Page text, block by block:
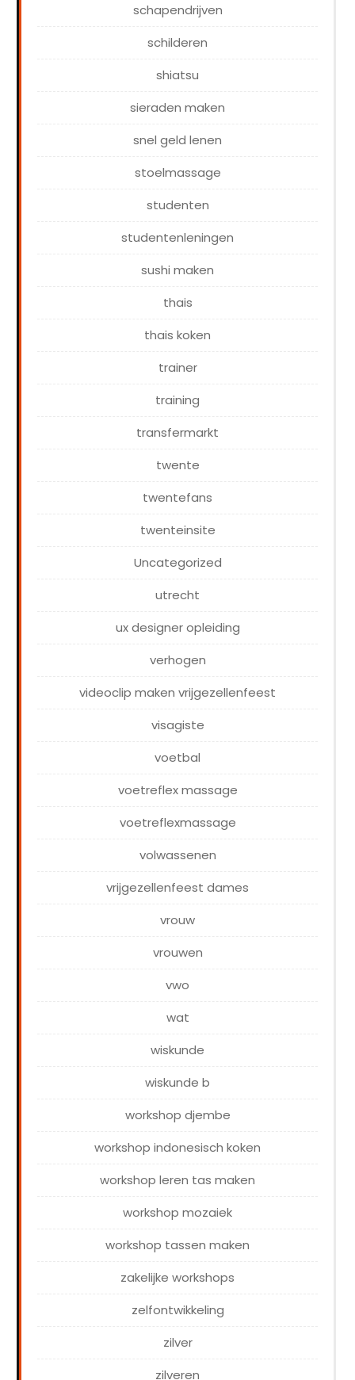
schapendrijven
schilderen
shiatsu
sieraden maken
snel geld lenen
stoelmassage
studenten
studentenleningen
sushi maken
thais
thais koken
trainer
training
transfermarkt
twente
twentefans
twenteinsite
Uncategorized
utrecht
ux designer opleiding
verhogen
videoclip maken vrijgezellenfeest
visagiste
voetbal
voetreflex massage
voetreflexmassage
volwassenen
vrijgezellenfeest dames
vrouw
vrouwen
vwo
wat
wiskunde
wiskunde b
workshop djembe
workshop indonesisch koken
workshop leren tas maken
workshop mozaiek
workshop tassen maken
zakelijke workshops
zelfontwikkeling
zilver
zilveren